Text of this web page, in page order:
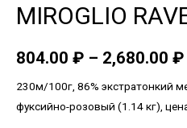
MIROGLIO
804.00 ₽ – 2,680.00 ₽
230м/100г, 86% экстратонкий
фуксийно-розовый (1.14 кг),